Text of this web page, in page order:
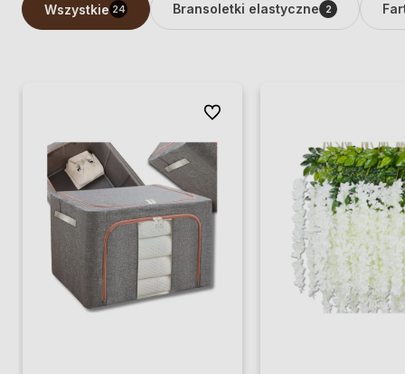
Wszystkie 24 Bransoletki elastyczne 2
Do ulubionych